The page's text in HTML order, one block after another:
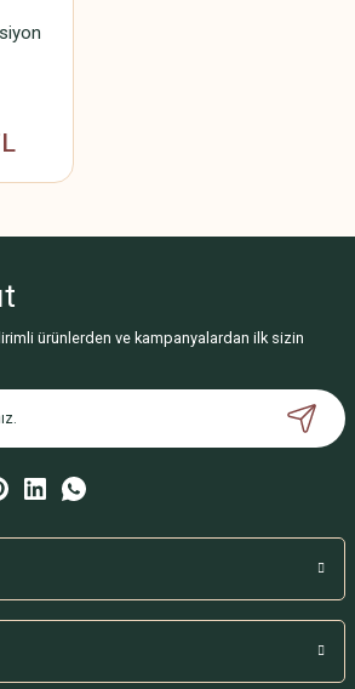
ürünlerden ve kampanyalardan ilk sizin